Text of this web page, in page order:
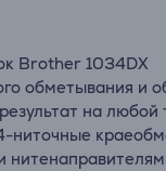
Brother 1034DX
обметывания и
на любой
ниточные